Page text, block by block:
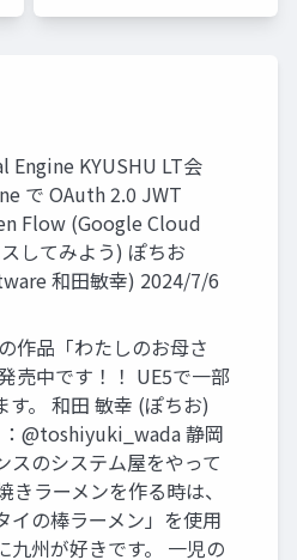
Engine KYUSHU LT会
で OAuth 2.0 JWT
Flow (Google Cloud
してみよう) ぽちお
和田敏幸) 2024/7/6
作品「わたしのお母さ
売中です！！ UE5で一部
す。 和田 敏幸 (ぽちお)
@toshiyuki_wada 静岡
スのシステム屋をやって
きラーメンを作る時は、
イの棒ラーメン」を使用
九州が好きです。 一児の